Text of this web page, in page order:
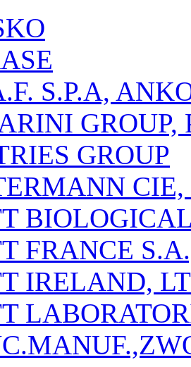
S.P.A,
GROUP
FRANCE
IRELAND,